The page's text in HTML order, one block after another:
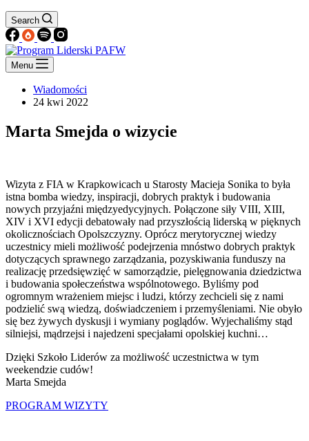
Search
Menu
Wiadomości
24 kwi 2022
Marta Smejda o wizycie
Wizyta z FIA w Krapkowicach u Starosty Macieja Sonika to była
istna bomba wiedzy, inspiracji, dobrych praktyk i budowania
nowych przyjaźni międzyedycyjnych. Połączone siły VIII, XIII,
XIV i XVI edycji debatowały nad przyszłością liderską w pięknych
okolicznościach Opolszczyzny. Oprócz merytorycznej wiedzy
uczestnicy mieli możliwość podejrzenia mnóstwo dobrych praktyk
dotyczących sprawnego zarządzania, pozyskiwania funduszy na
realizację przedsięwzięć w samorządzie, pielęgnowania dziedzictwa
i budowania społeczeństwa wspólnotowego. Byliśmy pod
ogromnym wrażeniem miejsc i ludzi, którzy zechcieli się z nami
podzielić swą wiedzą, doświadczeniem i przemyśleniami. Nie obyło
się bez żywych dyskusji i wymiany poglądów. Wyjechaliśmy stąd
silniejsi, mądrzejsi i najedzeni specjałami opolskiej kuchni…
Dzięki Szkoło Liderów za możliwość uczestnictwa w tym
weekendzie cudów!
Marta Smejda
PROGRAM WIZYTY